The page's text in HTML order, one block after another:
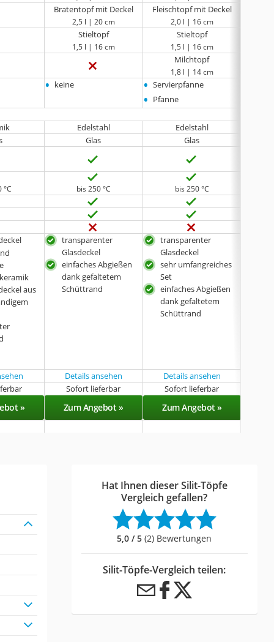
Bratentopf mit Deckel
2,5 l | 20 cm
Fleischtopf mit Deckel
2,0 l | 16 cm
Stieltopf
1,5 l | 16 cm
Stieltopf
1,5 l | 16 cm
Milchtopf
1,8 l | 14 cm
• keine • Servierpfanne
• Pfanne
Edelstahl
Edelstahl
Glas
Glas
°C bis 250 °C bis 250 °C
aus
transparenter
Glasdeckel
einfaches Abgießen
dank gefaltetem
Schüttrand
transparenter
Glasdeckel
sehr umfangreiches
Set
einfaches Abgießen
dank gefaltetem
Schüttrand
Details ansehen Details ansehen
Sofort lieferbar Sofort lieferbar
» Zum Angebot » Zum Angebot »
Hat Ihnen dieser Silit-Töpfe
Vergleich gefallen?
5,0 / 5 (2) Bewertungen
Silit-Töpfe-Vergleich teilen: